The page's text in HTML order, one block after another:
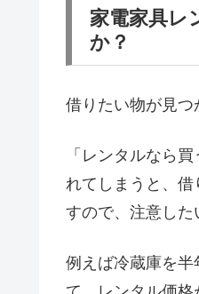
家電家具レ
か？
借りたい物が見つ
「レンタルなら
れてしまうと、借
すので、注意した
例えば冷蔵庫を